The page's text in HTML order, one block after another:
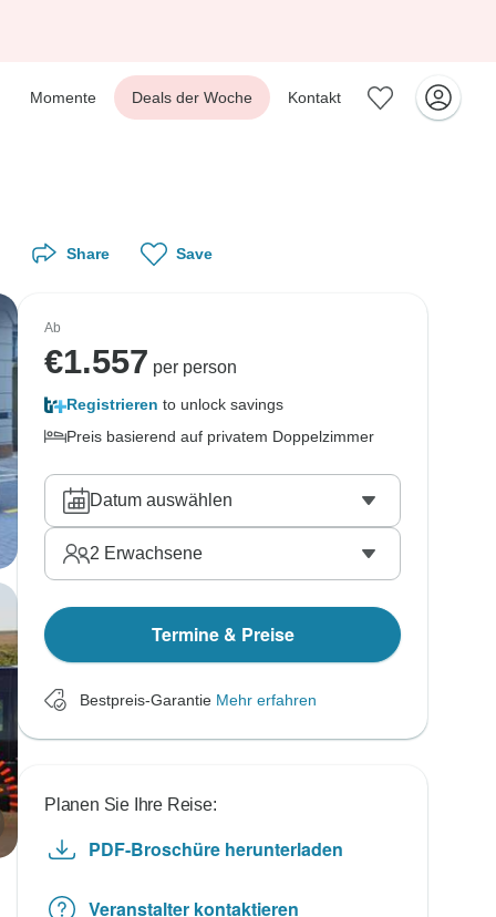
Momente Deals der Woche Kontakt
Share Save
Ab
€1.557 per person
Registrieren to unlock savings
Preis basierend auf privatem Doppelzimmer
Datum auswählen
2 Erwachsene
Termine & Preise
Bestpreis-Garantie Mehr erfahren
Planen Sie Ihre Reise:
PDF-Broschüre herunterladen
Veranstalter kontaktieren